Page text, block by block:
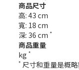
商品尺寸
高: 43 cm
寬: 18 cm
深: 36 cm *
商品重量
kg *
* 尺寸和重量是概略